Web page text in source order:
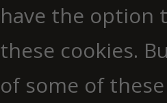
have the option
these cookies.
of some of